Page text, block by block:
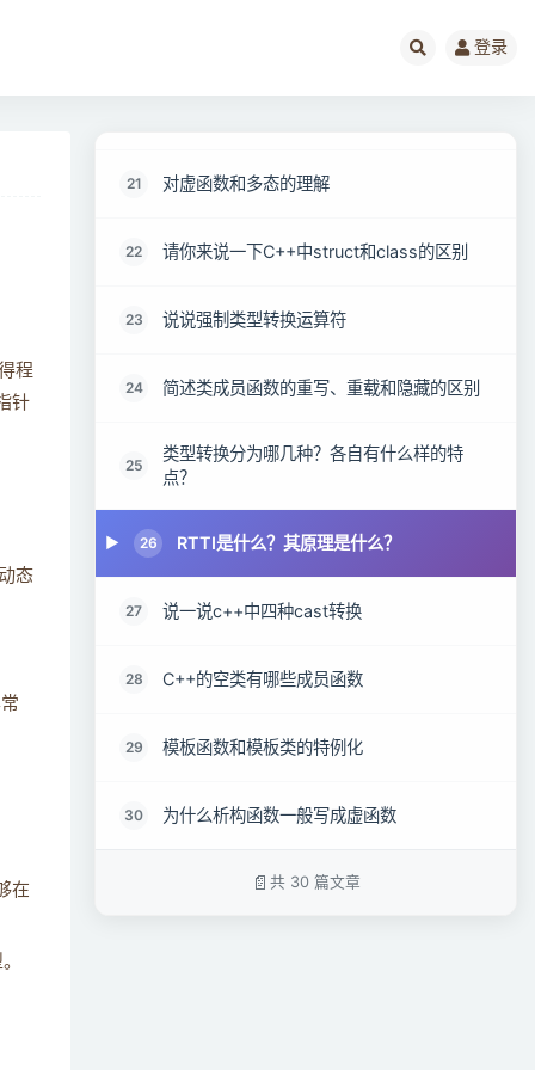
登录
程
针
态
在
21 对虚函数和多态的理解
22 请你来说一下C++中struct和class的区别
23 说说强制类型转换运算符
24 简述类成员函数的重写、重载和隐藏的区别
25
类型转换分为哪几种？各自有什么样的特
点？
26 RTTI是什么？其原理是什么？
27 说一说c++中四种cast转换
28 C++的空类有哪些成员函数
29 模板函数和模板类的特例化
30 为什么析构函数一般写成虚函数
共 30 篇文章